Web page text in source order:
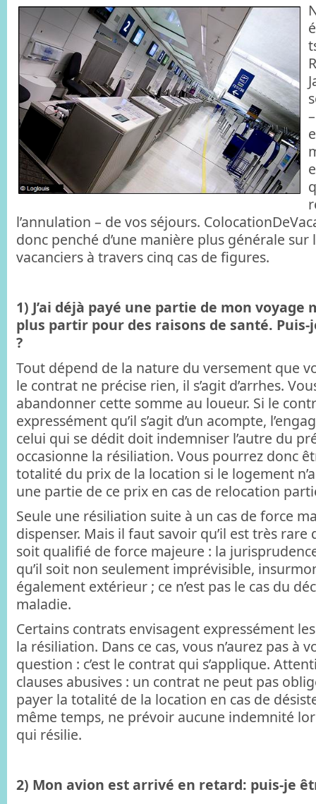
l’annulation – de vos séjours.
donc penché d’une manière plus générale sur
vacanciers à travers cinq cas de figures.
1) J’ai déjà payé une partie de mon voyage
plus partir pour des raisons de santé.
?
Tout dépend de la nature du versement que
le contrat ne précise rien, il s’agit d’arrhes.
abandonner cette somme au loueur. Si le
expressément qu’il s’agit d’un acompte,
celui qui se dédit doit indemniser l’autre du
occasionne la résiliation. Vous pourrez donc
totalité du prix de la location si le logement
une partie de ce prix en cas de relocation
Seule une résiliation suite à un cas de force
dispenser. Mais il faut savoir qu’il est très rare
soit qualifié de force majeure : la
qu’il soit non seulement imprévisible,
également extérieur ; ce n’est pas le cas du
maladie.
Certains contrats envisagent expressément
la résiliation. Dans ce cas, vous n’aurez pas à
question : c’est le contrat qui s’applique.
clauses abusives : un contrat ne peut pas
payer la totalité de la location en cas de
même temps, ne prévoir aucune indemnité
qui résilie.
2) Mon avion est arrivé en retard: puis-je